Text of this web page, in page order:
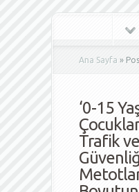
Ana Sayfa »
‘0-15
Trafik